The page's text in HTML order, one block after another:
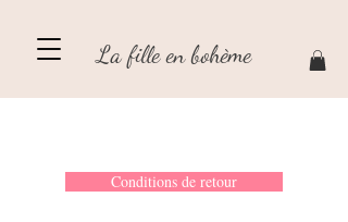
La fille en bohème
Conditions de retour